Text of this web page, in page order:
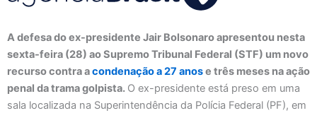
A defesa do ex-presidente Jair Bolsonaro apresentou nesta
sexta-feira (28) ao Supremo Tribunal Federal (STF) um novo
recurso contra acondenação a 27 anose três meses na ação
penal da trama golpista. O ex-presidente está preso em uma
sala localizada na Superintendência da Polícia Federal (PF), em